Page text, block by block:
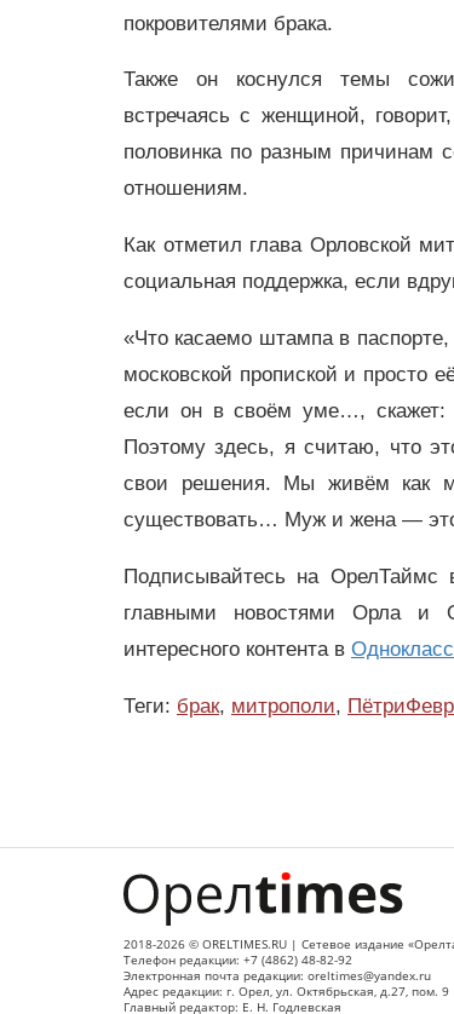
покровителями брака.
Также он коснулся темы
встречаясь с женщиной,
половинка по разным причинам
отношениям.
Как отметил глава Орловской
социальная поддержка, если
«Что касаемо штампа в
московской пропиской и просто
если он в своём уме…, скажет:
Поэтому здесь, я считаю, что
свои решения. Мы живём как
существовать… Муж и жена —
Подписывайтесь на ОрелТаймс
главными новостями Орла и
интересного контента в
Теги: брак, митрополи,
2018-2026 © ORELTIMES.RU | Сетевое издание
Телефон редакции: +7 (4862) 48-82-92
Электронная почта редакции: oreltimes@yandex.ru
Адрес редакции: г. Орел, ул. Октябрьская, д.27, пом. 9
Главный редактор: Е. Н. Годлевская